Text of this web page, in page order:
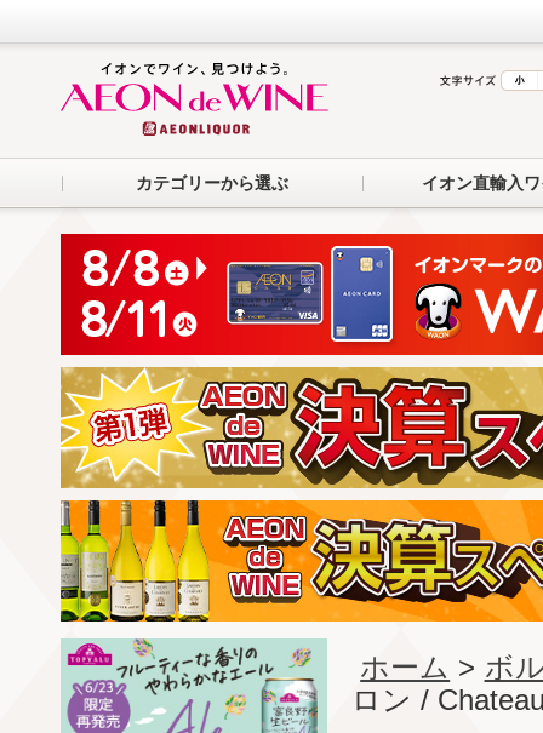
カテゴリーから選ぶ イオン直輸入
ホーム > ボ
ロン /